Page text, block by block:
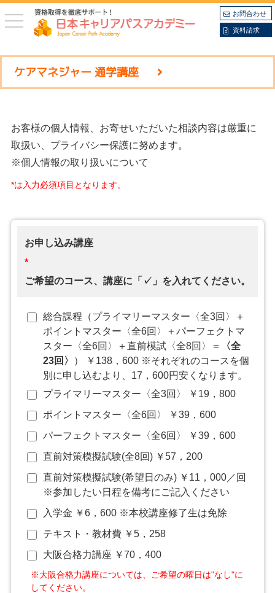
toggle
navigation
お問合わせ
資料請求
ケアマネジャー 通学講座
お客様の個人情報、お寄せいただいた相談内容は厳重に
取扱い、プライバシー保護に努めます。
※個人情報の取り扱いについて
*は入力必須項目となります。
お申し込み講座
*
ご希望のコース、講座に「✓」を入れてください。
総合課程（プライマリーマスター〈全3回〉＋
ポイントマスター〈全6回〉＋パーフェクトマ
スター〈全6回〉＋直前模試〈全8回〉＝
〈全
23回〉
） ￥138，600 ※それぞれのコースを個
別に申し込むより、17，600円安くなります。
プライマリーマスター〈全3回〉 ￥19，800
ポイントマスター〈全6回〉 ￥39，600
パーフェクトマスター〈全6回〉 ￥39，600
直前対策模擬試験(全8回) ￥57，200
直前対策模擬試験(希望日のみ) ￥11，000／回
※参加したい日程を備考にご記入ください
入学金 ￥6，600 ※本校講座修了生は免除
テキスト・教材費 ￥5，258
大阪合格力講座 ￥70，400
※大阪合格力講座については、ご希望の曜日は"なし"に
してください。